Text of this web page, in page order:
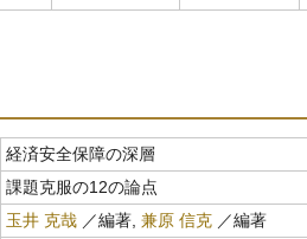
経済安全保障の深層
課題克服の12の論点
玉井 克哉 ／編著, 兼原 信克 ／編著